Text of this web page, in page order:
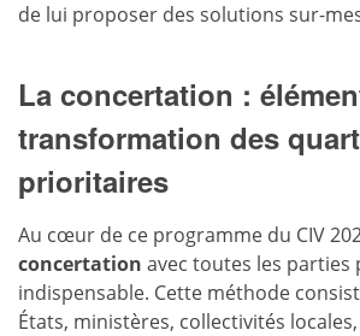
de lui proposer des solutions sur-
La concertation :
transformation des
prioritaires
Au cœur de ce programme du CIV
concertation avec toutes les parties
indispensable. Cette méthode
États, ministères, collectivités